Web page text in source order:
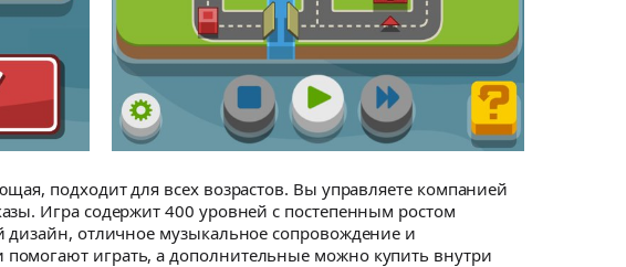
подходит для всех возрастов. Вы управляете компанией
Игра содержит 400 уровней с постепенным ростом
дизайн, отличное музыкальное сопровождение и
играть, а дополнительные можно купить внутри